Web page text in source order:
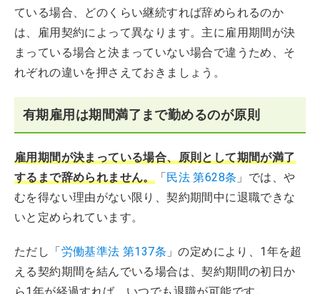
ている場合、どのくらい継続すれば辞められるのか
は、雇用契約によって異なります。主に雇用期間が決
まっている場合と決まっていない場合で違うため、そ
れぞれの違いを押さえておきましょう。
有期雇用は期間満了まで勤めるのが原則
雇用期間が決まっている場合、原則として期間が満了
するまで辞められません。「民法 第628条 」では、や
むを得ない理由がない限り、契約期間中に退職できな
いと定められています。
ただし「労働基準法 第137条 」の定めにより、1年を超
える契約期間を結んでいる場合は、契約期間の初日か